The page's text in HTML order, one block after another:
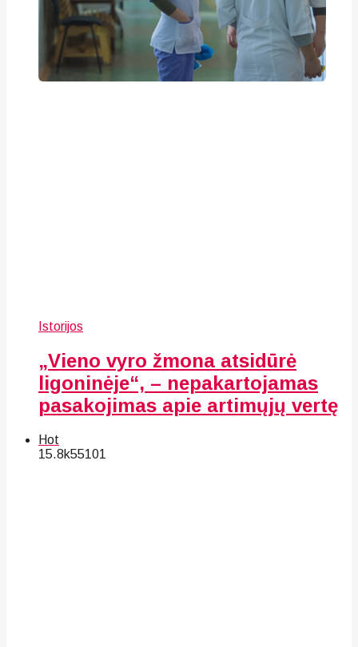
Istorijos
„Vieno vyro žmona atsidūrė
ligoninėje“, – nepakartojamas
pasakojimas apie artimųjų vertę
Hot
15.8k55101